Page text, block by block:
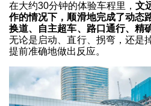
在大约30分钟的体验车程里， 文
作的情况下，顺滑地完成了动态
换道、自主超车、路口通行、精
无论是启动、直行、拐弯，还是
提前准确地做出反应。